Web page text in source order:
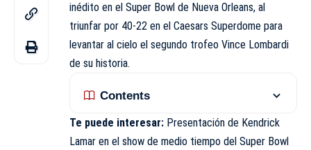
inédito en el Super Bowl de Nueva Orleans, al
triunfar por 40-22 en el Caesars Superdome para
levantar al cielo el segundo trofeo Vince Lombardi
de su historia.
Contents
Te puede interesar: Presentación de Kendrick
Lamar en el show de medio tiempo del Super Bowl